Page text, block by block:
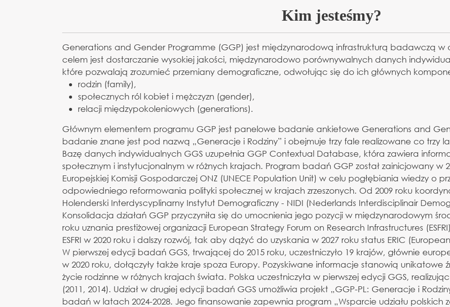
Kim jesteśmy?
Generations and Gender Programme (GGP) jest międzynarodową infrastrukturą badawczą w
celem jest dostarczanie wysokiej jakości, międzynarodowo porównywalnych danych
które pozwalają zrozumieć przemiany demograficzne, odwołując się do ich głównych
rodzin (family),
społecznych ról kobiet i mężczyzn (gender),
relacji międzypokoleniowych (generations).
Głównym elementem programu GGP jest panelowe badanie ankietowe Generations and
badanie znane jest pod nazwą „Generacje i Rodziny” i obejmuje trzy fale realizowane co trzy
Bazę danych indywidualnych GGS uzupełnia GGP Contextual Database, która zawiera
społecznym i instytucjonalnym w różnych krajach. Program badań GGP został zainicjowany w
Europejskiej Komisji Gospodarczej ONZ (UNECE Population Unit) w celu pogłębiania wiedzy o
odpowiedniego reformowania polityki społecznej w krajach zrzeszonych. Od 2009 roku
Holenderski Interdyscyplinarny Instytut Demograficzny - NIDI (Nederlands Interdisciplinair
Konsolidacja działań GGP przyczyniła się do umocnienia jego pozycji w międzynarodowym
roku uznania prestiżowej organizacji European Strategy Forum on Research Infrastructures
ESFRI w 2020 roku i dalszy rozwój, tak aby dążyć do uzyskania w 2027 roku status ERIC
W pierwszej edycji badań GGS, trwającej do 2015 roku, uczestniczyło 19 krajów, głównie
w 2020 roku, dołączyły także kraje spoza Europy. Pozyskiwane informacje stanowią unikatowe
życie rodzinne w różnych krajach świata. Polska uczestniczyła w pierwszej edycji GGS,
(2011, 2014). Udział w drugiej edycji badań GGS umożliwia projekt „GGP-PL: Generacje i
badań w latach 2024-2028. Jego finansowanie zapewnia program „Wsparcie udziału polskich